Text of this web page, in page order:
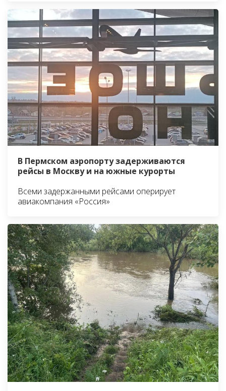
В Пермском аэропорту задерживаются
рейсы в Москву и на южные курорты
Всеми задержанными рейсами оперирует
авиакомпания «Россия»